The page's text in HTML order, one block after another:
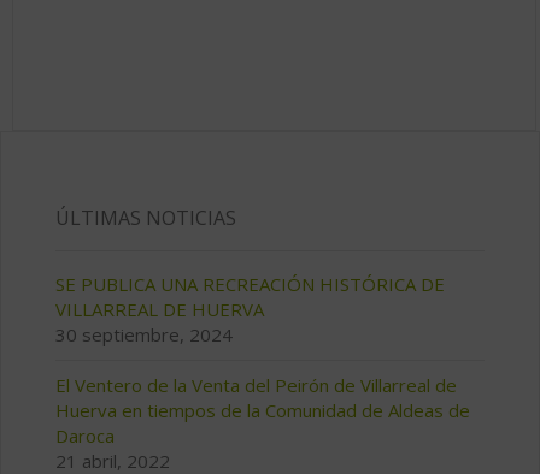
ÚLTIMAS NOTICIAS
SE PUBLICA UNA RECREACIÓN HISTÓRICA DE
VILLARREAL DE HUERVA
30 septiembre, 2024
El Ventero de la Venta del Peirón de Villarreal de
Huerva en tiempos de la Comunidad de Aldeas de
Daroca
21 abril, 2022